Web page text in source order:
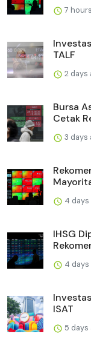
7
TALF
2 days
Bursa
Cetak
3 days
4 days
IHSG
4 days
ISAT
5 days